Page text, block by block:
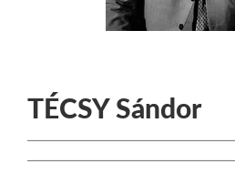
TÉCSYSándor